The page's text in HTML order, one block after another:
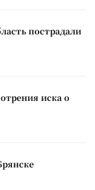
пострадали
иска о